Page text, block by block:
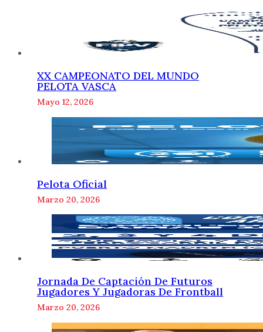
XX CAMPEONATO DEL MUNDO
PELOTA VASCA
Mayo 12, 2026
Pelota Oficial
Marzo 20, 2026
Jornada De Captación De Futuros
Jugadores Y Jugadoras De Frontball
Marzo 20, 2026